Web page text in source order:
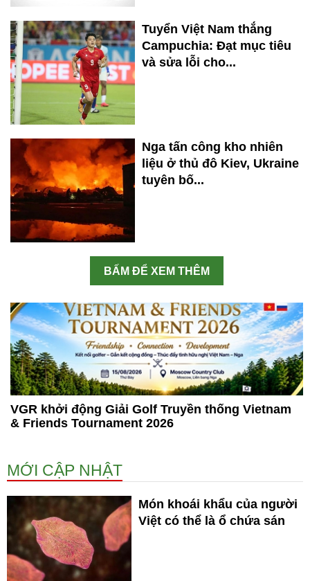
Tuyển Việt Nam thắng
Campuchia: Đạt mục tiêu
và sửa lỗi cho...
Nga tấn công kho nhiên
liệu ở thủ đô Kiev, Ukraine
tuyên bố...
BẤM ĐỂ XEM THÊM
VGR khởi động Giải Golf Truyền thống Vietnam
& Friends Tournament 2026
MỚI CẬP NHẬT
Món khoái khẩu của người
Việt có thể là ổ chứa sán